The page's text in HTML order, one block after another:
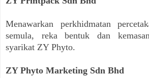
Menawarkan perkhidmatan
semula, reka bentuk dan
syarikat ZY Phyto.
ZY Phyto Marketing Sdn Bhd